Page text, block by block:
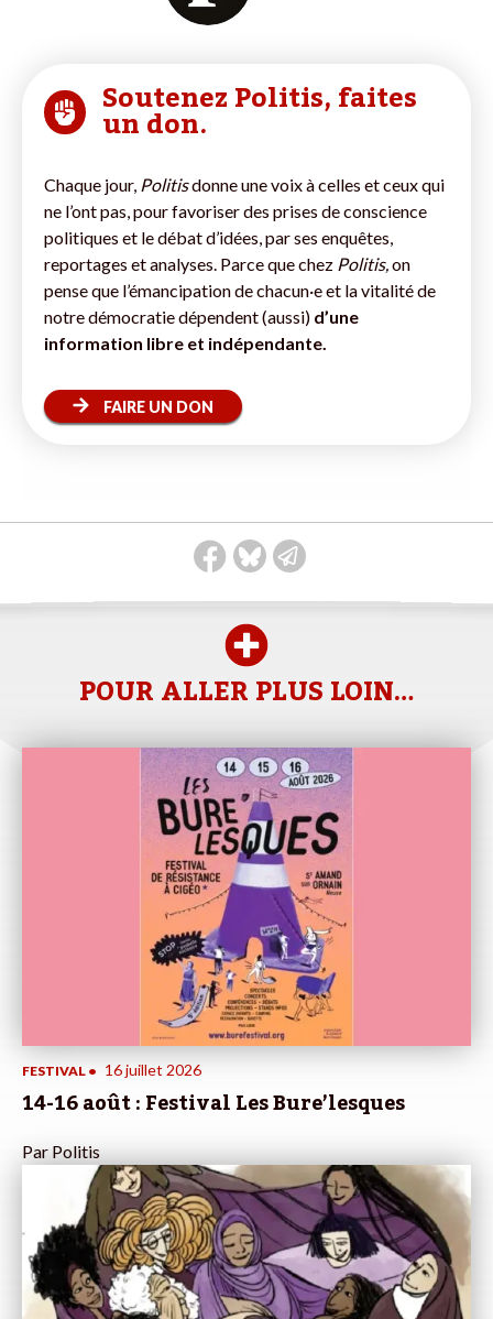
Soutenez Politis, faites
un don.
Chaque jour, Politisdonne une voix à celles et ceux qui
ne l’ont pas, pour favoriser des prises de conscience
politiques et le débat d’idées, par ses enquêtes,
reportages et analyses. Parce que chez Politis,on
pense que l’émancipation de chacun·e et la vitalité de
notre démocratie dépendent (aussi) d’une
information libre et indépendante.
FAIRE UN DON
POUR ALLER PLUS LOIN…
FESTIVAL • 16 juillet 2026
14-16 août : Festival Les Bure’lesques
Par Politis